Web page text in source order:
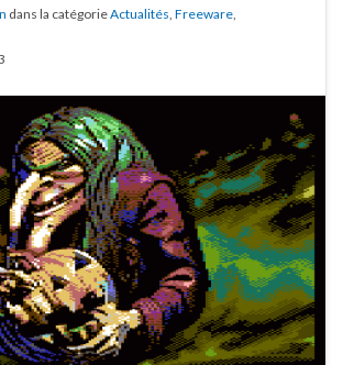
dans la catégorieActualités Freeware